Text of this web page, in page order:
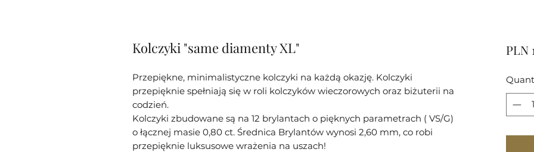
Kolczyki "same diamenty XL"
Przepiękne, minimalistyczne kolczyki na każdą okazję. Kolczyki
przepięknie spełniają się w roli kolczyków wieczorowych oraz biżuterii na
codzień.
Kolczyki zbudowane są na 12 brylantach o pięknych parametrach ( VS/G)
o łącznej masie 0,80 ct. Średnica Brylantów wynosi 2,60 mm, co robi
przepięknie luksusowe wrażenia na uszach!
PLN